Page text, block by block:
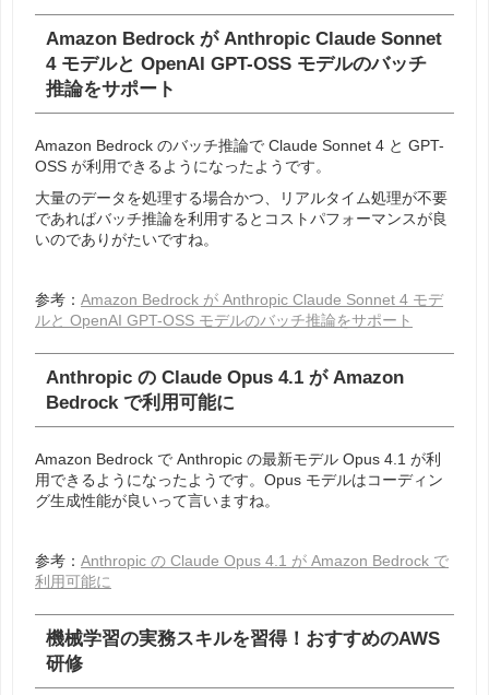
Amazon Bedrock が Anthropic Claude Sonnet
4 モデルと OpenAI GPT-OSS モデルのバッチ
推論をサポート
Amazon Bedrock のバッチ推論で Claude Sonnet 4 と GPT-
OSS が利用できるようになったようです。
大量のデータを処理する場合かつ、リアルタイム処理が不要
であればバッチ推論を利用するとコストパフォーマンスが良
いのでありがたいですね。
参考： Amazon Bedrock が Anthropic Claude Sonnet 4 モデ
ルと OpenAI GPT-OSS モデルのバッチ推論をサポート
Anthropic の Claude Opus 4.1 が Amazon
Bedrock で利用可能に
Amazon Bedrock で Anthropic の最新モデル Opus 4.1 が利
用できるようになったようです。Opus モデルはコーディン
グ生成性能が良いって言いますね。
参考： Anthropic の Claude Opus 4.1 が Amazon Bedrock で
利用可能に
機械学習の実務スキルを習得！おすすめのAWS
研修